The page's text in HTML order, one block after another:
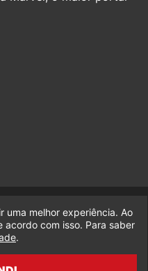
uma empresa da Legado
uma melhor experiência. Ao
com isso. Para saber
.